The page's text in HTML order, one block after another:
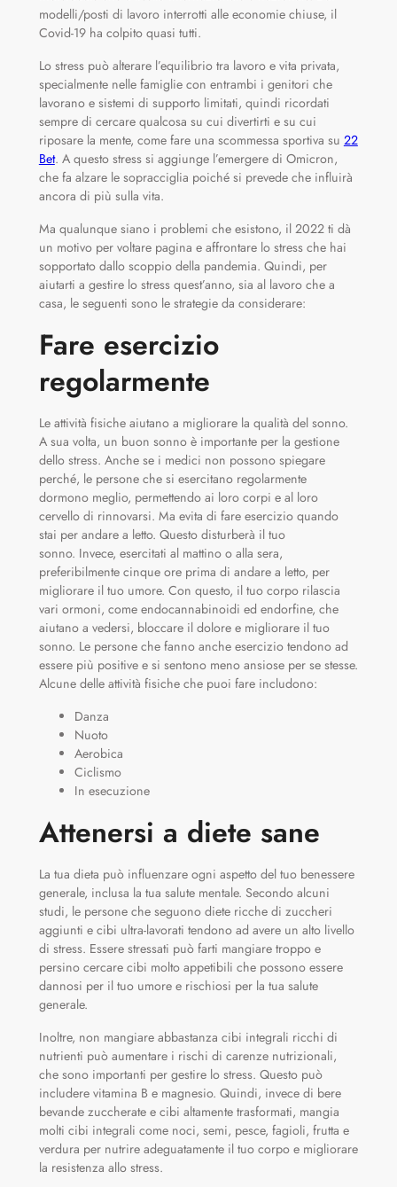
modelli/posti di lavoro interrotti alle economie chiuse, il
Covid-19 ha colpito quasi tutti.
Lo stress può alterare l’equilibrio tra lavoro e vita privata,
specialmente nelle famiglie con entrambi i genitori che
lavorano e sistemi di supporto limitati, quindi ricordati
sempre di cercare qualcosa su cui divertirti e su cui
riposare la mente, come fare una scommessa sportiva su 22
Bet. A questo stress si aggiunge l’emergere di Omicron,
che fa alzare le sopracciglia poiché si prevede che influirà
ancora di più sulla vita.
Ma qualunque siano i problemi che esistono, il 2022 ti dà
un motivo per voltare pagina e affrontare lo stress che hai
sopportato dallo scoppio della pandemia. Quindi, per
aiutarti a gestire lo stress quest’anno, sia al lavoro che a
casa, le seguenti sono le strategie da considerare:
Fare esercizio
regolarmente
Le attività fisiche aiutano a migliorare la qualità del sonno.
A sua volta, un buon sonno è importante per la gestione
dello stress. Anche se i medici non possono spiegare
perché, le persone che si esercitano regolarmente
dormono meglio, permettendo ai loro corpi e al loro
cervello di rinnovarsi. Ma evita di fare esercizio quando
stai per andare a letto. Questo disturberà il tuo
sonno. Invece, esercitati al mattino o alla sera,
preferibilmente cinque ore prima di andare a letto, per
migliorare il tuo umore. Con questo, il tuo corpo rilascia
vari ormoni, come endocannabinoidi ed endorfine, che
aiutano a vedersi, bloccare il dolore e migliorare il tuo
sonno. Le persone che fanno anche esercizio tendono ad
essere più positive e si sentono meno ansiose per se stesse.
Alcune delle attività fisiche che puoi fare includono:
Danza
Nuoto
Aerobica
Ciclismo
In esecuzione
Attenersi a diete sane
La tua dieta può influenzare ogni aspetto del tuo benessere
generale, inclusa la tua salute mentale. Secondo alcuni
studi, le persone che seguono diete ricche di zuccheri
aggiunti e cibi ultra-lavorati tendono ad avere un alto livello
di stress. Essere stressati può farti mangiare troppo e
persino cercare cibi molto appetibili che possono essere
dannosi per il tuo umore e rischiosi per la tua salute
generale.
Inoltre, non mangiare abbastanza cibi integrali ricchi di
nutrienti può aumentare i rischi di carenze nutrizionali,
che sono importanti per gestire lo stress. Questo può
includere vitamina B e magnesio. Quindi, invece di bere
bevande zuccherate e cibi altamente trasformati, mangia
molti cibi integrali come noci, semi, pesce, fagioli, frutta e
verdura per nutrire adeguatamente il tuo corpo e migliorare
la resistenza allo stress.